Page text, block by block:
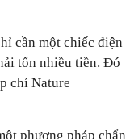
cần một chiếc điện
tốn nhiều tiền. Đó
chí Nature
phương pháp chẩn